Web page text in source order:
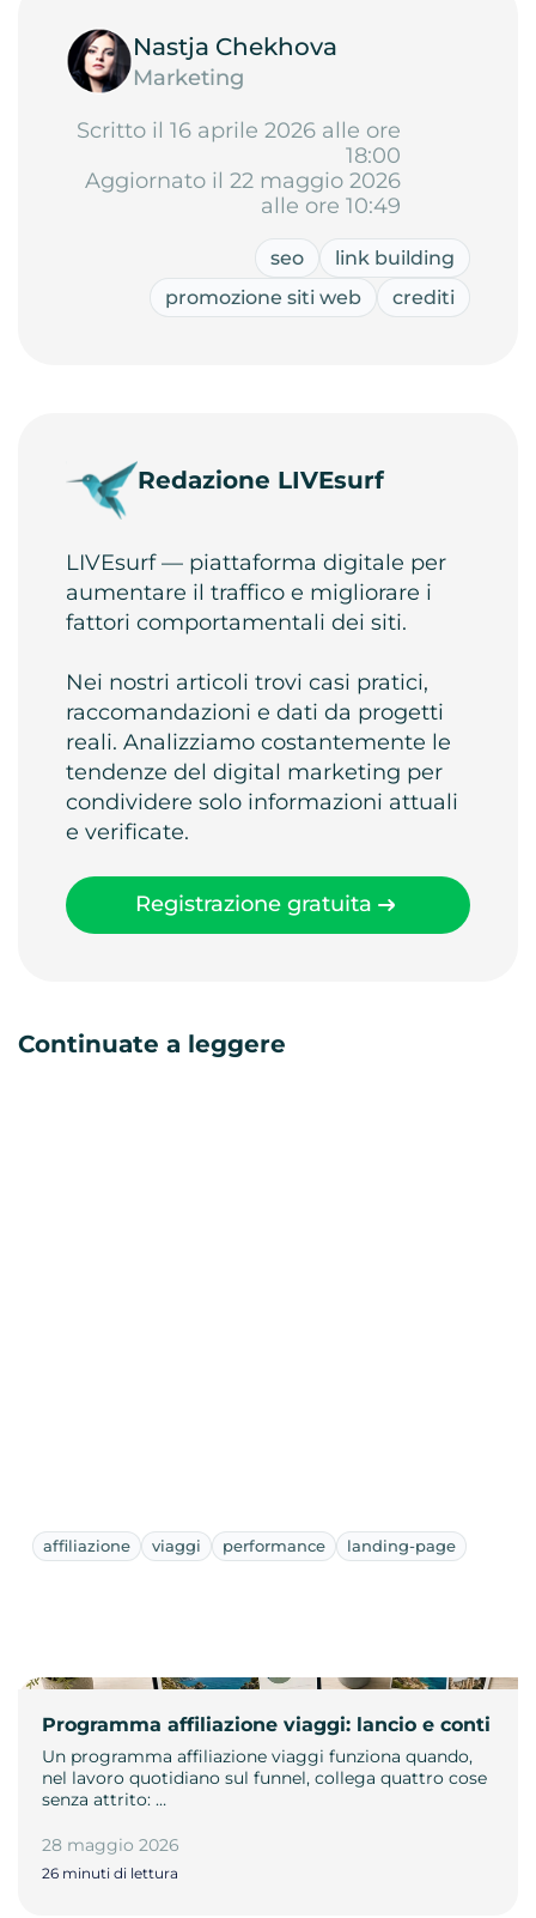
Nastja Chekhova
Marketing
Scritto il 16 aprile 2026 alle ore
18:00
Aggiornato il 22 maggio 2026
alle ore 10:49
seo
link building
promozione siti web
crediti
Redazione LIVEsurf
LIVEsurf — piattaforma digitale per
aumentare il traffico e migliorare i
fattori comportamentali dei siti.
Nei nostri articoli trovi casi pratici,
raccomandazioni e dati da progetti
reali. Analizziamo costantemente le
tendenze del digital marketing per
condividere solo informazioni attuali
e verificate.
Registrazione gratuita
Continuate a leggere
affiliazione viaggi performance landing-page
Programma affiliazione viaggi: lancio e conti
Un programma affiliazione viaggi funziona quando,
nel lavoro quotidiano sul funnel, collega quattro cose
senza attrito: …
28 maggio 2026
26 minuti di lettura